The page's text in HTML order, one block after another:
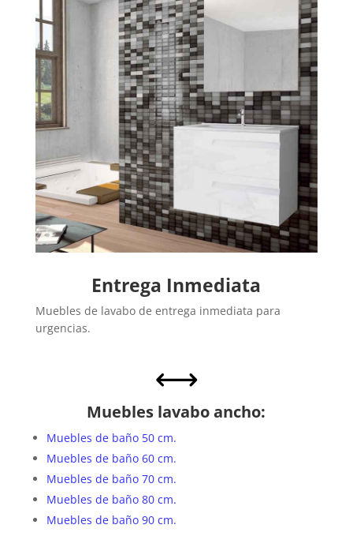
Entrega Inmediata
Muebles de lavabo de entrega inmediata para
urgencias.
,
Muebles lavabo ancho:
Muebles de baño 50 cm.
Muebles de baño 60 cm.
Muebles de baño 70 cm.
Muebles de baño 80 cm.
Muebles de baño 90 cm.